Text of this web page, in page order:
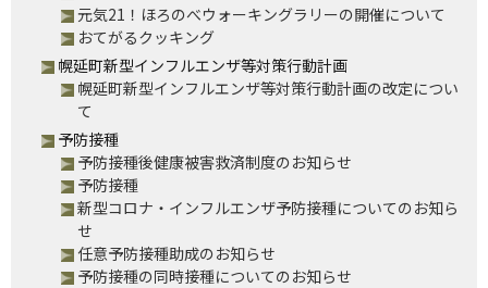
元気21！ほろのべウォーキングラリーの開催について
おてがるクッキング
幌延町新型インフルエンザ等対策行動計画
幌延町新型インフルエンザ等対策行動計画の改定につい
て
予防接種
予防接種後健康被害救済制度のお知らせ
予防接種
新型コロナ・インフルエンザ予防接種についてのお知ら
せ
任意予防接種助成のお知らせ
予防接種の同時接種についてのお知らせ